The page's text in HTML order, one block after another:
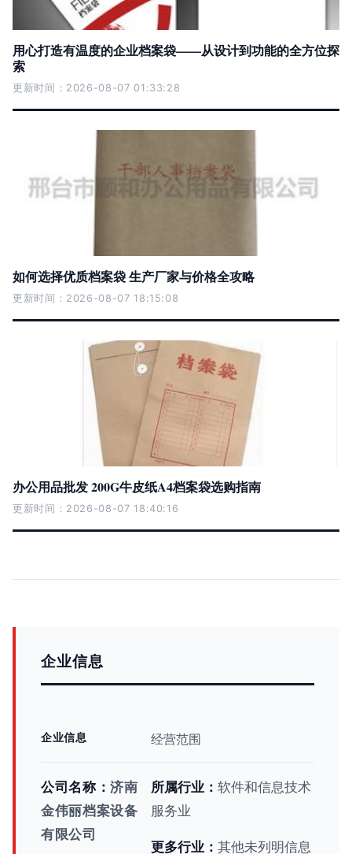
用心打造有温度的企业档案袋——从设计到功能的全方位探
索
更新时间：2026-08-07 01:33:28
如何选择优质档案袋 生产厂家与价格全攻略
更新时间：2026-08-07 18:15:08
办公用品批发 200G牛皮纸A4档案袋选购指南
更新时间：2026-08-07 18:40:16
企业信息
企业信息 经营范围
公司名称：济南
金伟丽档案设备
有限公司
所属行业： 软件和信息技术
服务业
更多行业： 其他未列明信息